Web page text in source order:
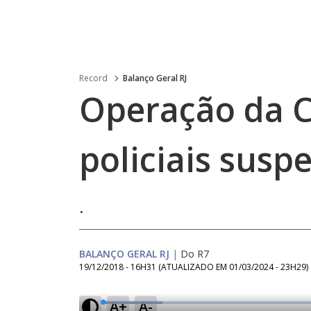
Record Balanço Geral RJ
Operação da
policiais
.
BALANÇO GERAL RJ | Do R7
19/12/2018 - 16H31 (ATUALIZADO EM 01/03/2024 - 23H29)
A+ A-
L